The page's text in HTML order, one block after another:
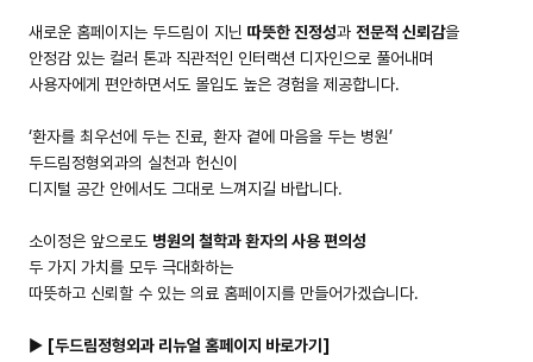
새로운 홈페이지는 두드림이 지닌따뜻한 진정성과전문적 신뢰감을
안정감 있는 컬러 톤과 직관적인 인터랙션 디자인으로 풀어내며
사용자에게 편안하면서도 몰입도 높은 경험을 제공합니다.
‘환자를 최우선에 두는 진료, 환자 곁에 마음을 두는 병원’
두드림정형외과의 실천과 헌신이
디지털 공간 안에서도 그대로 느껴지길 바랍니다.
소이정은 앞으로도 병원의 철학과 환자의 사용 편의성
두 가지 가치를 모두 극대화하는
따뜻하고 신뢰할 수 있는 의료 홈페이지를 만들어가겠습니다.
▶ [두드림정형외과 리뉴얼 홈페이지 바로가기]
들어갈 메시지 영역
확인